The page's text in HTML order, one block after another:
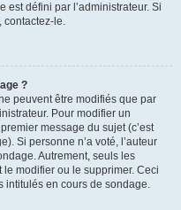
est défini par l’administrateur. Si
contactez-le.
?
peuvent être modifiés que par
Pour modifier un
message du sujet (c’est
Si personne n’a voté, l’auteur
Autrement, seuls les
modifier ou le supprimer. Ceci
intitulés en cours de sondage.